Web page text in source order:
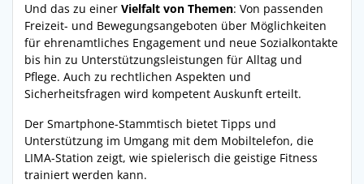
Und das zu einer Vielfalt von Themen: Von passenden
Freizeit- und Bewegungsangeboten über Möglichkeiten
für ehrenamtliches Engagement und neue Sozialkontakte
bis hin zu Unterstützungsleistungen für Alltag und
Pflege. Auch zu rechtlichen Aspekten und
Sicherheitsfragen wird kompetent Auskunft erteilt.
Der Smartphone-Stammtisch bietet Tipps und
Unterstützung im Umgang mit dem Mobiltelefon, die
LIMA-Station zeigt, wie spielerisch die geistige Fitness
trainiert werden kann.